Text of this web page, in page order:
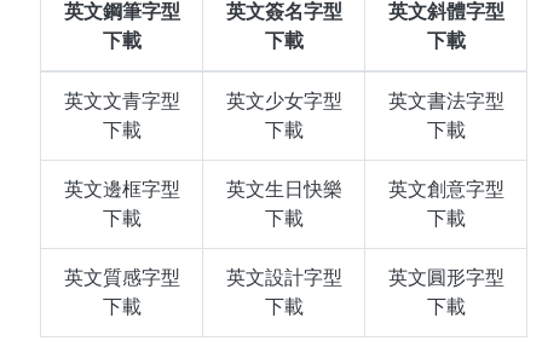
英文鋼筆字型
下載
英文簽名字型
下載
英文斜體字型
下載
英文文青字型
下載
英文少女字型
下載
英文書法字型
下載
英文邊框字型
下載
英文生日快樂
下載
英文創意字型
下載
英文質感字型
下載
英文設計字型
下載
英文圓形字型
下載